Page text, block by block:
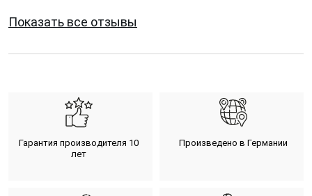
Показать все отзывы
Гарантия производителя 10
лет
Произведено в Германии